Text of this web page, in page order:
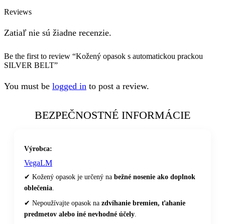
Reviews
Zatiaľ nie sú žiadne recenzie.
Be the first to review “Kožený opasok s automatickou prackou
SILVER BELT”
You must be logged in to post a review.
BEZPEČNOSTNÉ INFORMÁCIE
Výrobca:
VegaLM
✔ Kožený opasok je určený na bežné nosenie ako doplnok
oblečenia
✔ Nepoužívajte opasok na zdvíhanie bremien, ťahanie
predmetov alebo iné nevhodné účely